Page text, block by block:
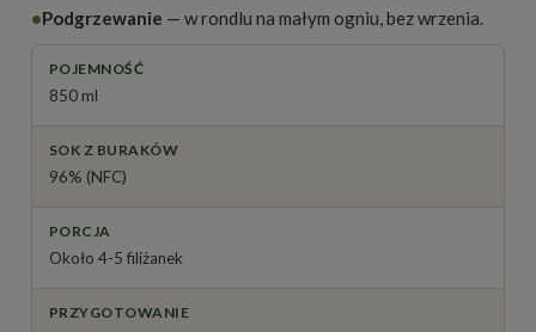
•Podgrzewanie — w rondlu na małym ogniu, bez wrzenia.
POJEMNOŚĆ
850 ml
SOK Z BURAKÓW
96% (NFC)
PORCJA
Około 4-5 filiżanek
PRZYGOTOWANIE